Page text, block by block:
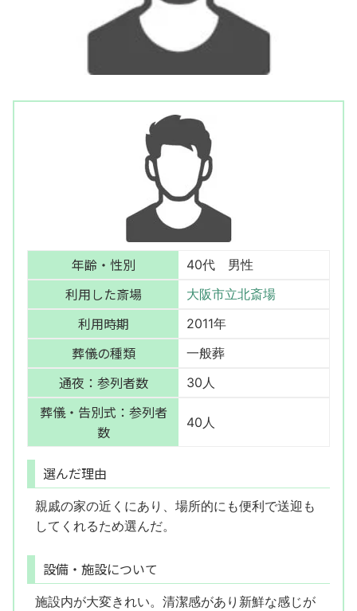
年齢・性別 40代 男性
利用した斎場 大阪市立北斎場
利用時期 2011年
葬儀の種類 一般葬
通夜：参列者数 30人
葬儀・告別式：参列者
数
40人
選んだ理由
親戚の家の近くにあり、場所的にも便利で送迎も
してくれるため選んだ。
設備・施設について
施設内が大変きれい。清潔感があり新鮮な感じが